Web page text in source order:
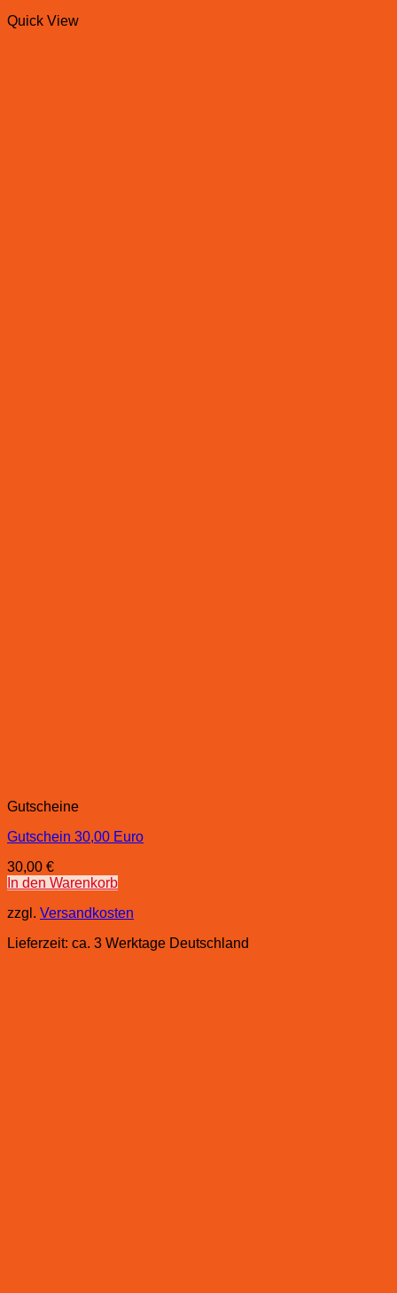
Quick View
Gutscheine
Gutschein 30,00 Euro
30,00 €
In den Warenkorb
zzgl. Versandkosten
Lieferzeit: ca. 3 Werktage Deutschland